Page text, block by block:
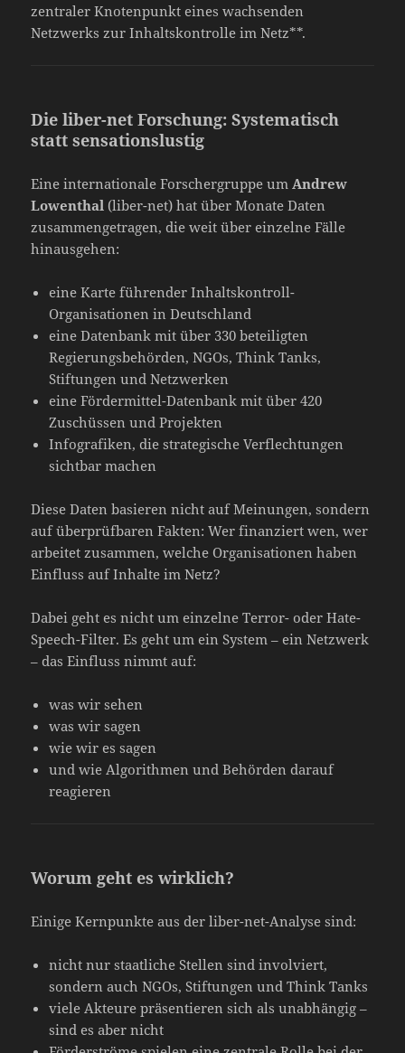
zentraler Knotenpunkt eines wachsenden
Netzwerks zur Inhaltskontrolle im Netz**.
Die liber-net Forschung: Systematisch
statt sensationslustig
Eine internationale Forschergruppe umAndrew
Lowenthal (liber-net) hat über Monate Daten
zusammengetragen, die weit über einzelne Fälle
hinausgehen:
eine Karte führender Inhaltskontroll-
Organisationen in Deutschland
eine Datenbank mit über 330 beteiligten
Regierungsbehörden, NGOs, Think Tanks,
Stiftungen und Netzwerken
eine Fördermittel-Datenbank mit über 420
Zuschüssen und Projekten
Infografiken, die strategische Verflechtungen
sichtbar machen
Diese Daten basieren nicht auf Meinungen, sondern
auf überprüfbaren Fakten: Wer finanziert wen, wer
arbeitet zusammen, welche Organisationen haben
Einfluss auf Inhalte im Netz?
Dabei geht es nicht um einzelne Terror- oder Hate-
Speech-Filter. Es geht um ein System – ein Netzwerk
– das Einfluss nimmt auf:
was wir sehen
was wir sagen
wie wir es sagen
und wie Algorithmen und Behörden darauf
reagieren
Worum geht es wirklich?
Einige Kernpunkte aus der liber-net-Analyse sind:
nicht nur staatliche Stellen sind involviert,
sondern auch NGOs, Stiftungen und Think Tanks
viele Akteure präsentieren sich als unabhängig –
sind es aber nicht